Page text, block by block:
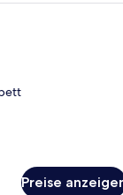
mit zwei
Preise